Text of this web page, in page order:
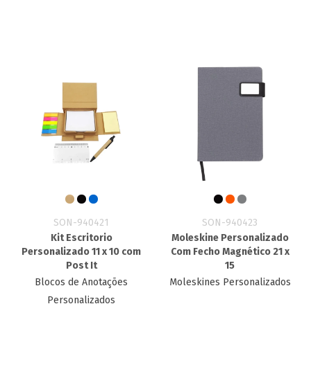
SON-940421
Kit Escritorio
Personalizado​ 11 x 10 com
Post It
Blocos de Anotações
Personalizados
SON-940423
Moleskine Personalizado
Com Fecho Magnético 21 x
15
Moleskines Personalizados